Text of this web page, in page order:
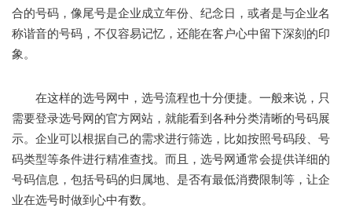
合的号码，像尾号是企业成立年份、纪念日，或者是与企业名
称谐音的号码，不仅容易记忆，还能在客户心中留下深刻的印
象。
在这样的选号网中，选号流程也十分便捷。一般来说，只
需要登录选号网的官方网站，就能看到各种分类清晰的号码展
示。企业可以根据自己的需求进行筛选，比如按照号码段、号
码类型等条件进行精准查找。而且，选号网通常会提供详细的
号码信息，包括号码的归属地、是否有最低消费限制等，让企
业在选号时做到心中有数。